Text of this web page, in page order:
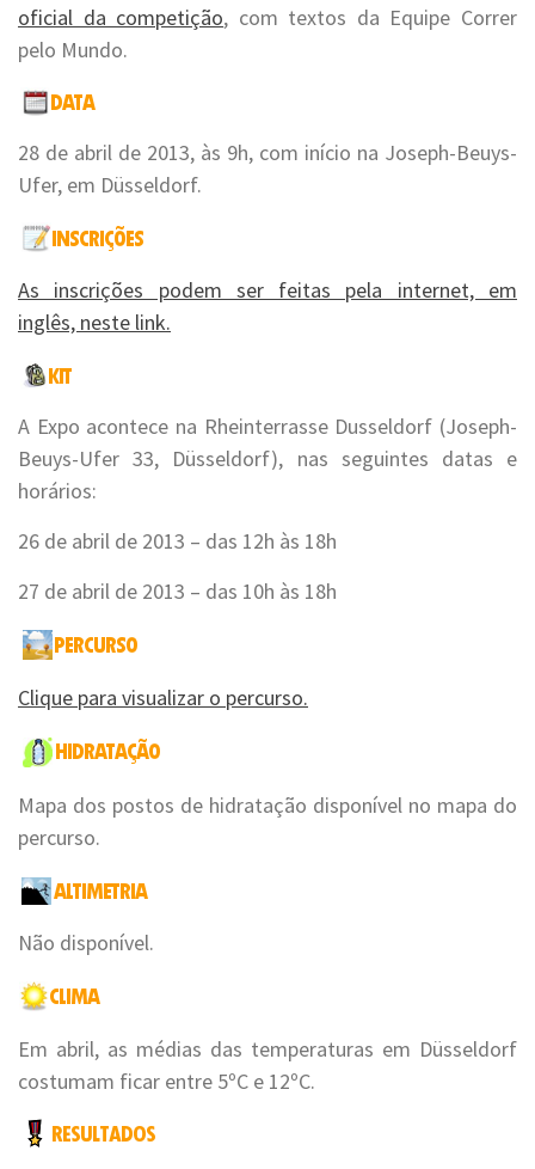
oficial da competição, com textos da Equipe Correr
pelo Mundo.
28 de abril de 2013, às 9h, com início na Joseph-Beuys-
Ufer, em Düsseldorf.
As inscrições podem ser feitas pela internet, em
inglês, neste link.
A Expo acontece na Rheinterrasse Dusseldorf (Joseph-
Beuys-Ufer 33, Düsseldorf), nas seguintes datas e
horários:
26 de abril de 2013 – das 12h às 18h
27 de abril de 2013 – das 10h às 18h
Clique para visualizar o percurso.
Mapa dos postos de hidratação disponível no mapa do
percurso.
Não disponível.
Em abril, as médias das temperaturas em Düsseldorf
costumam ficar entre 5ºC e 12ºC.